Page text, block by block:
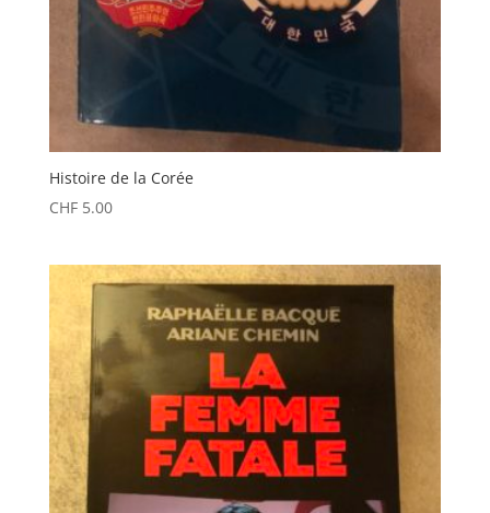
Histoire de la Corée
CHF5.00